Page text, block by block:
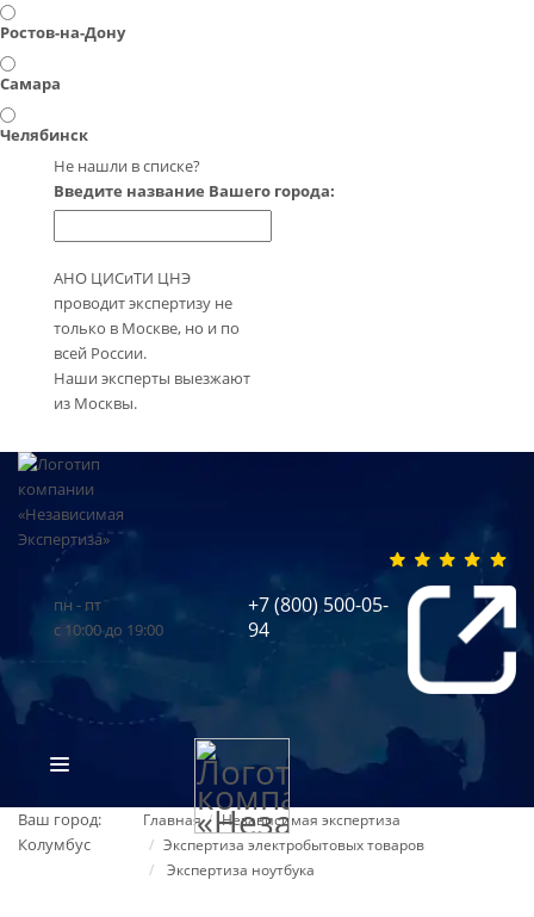
Ростов-на-Дону
Самара
Челябинск
Не нашли в списке?
Введите название Вашего города:
АНО ЦИСиТИ ЦНЭ
проводит экспертизу не
только в Москве, но и по
всей России.
Наши эксперты выезжают
из Москвы.
пн - пт
с 10:00 до 19:00
+7 (800) 500-05-
94
Ваш город:
Колумбус
Главная
Независимая экспертиза
Экспертиза электробытовых товаров
Экспертиза ноутбука